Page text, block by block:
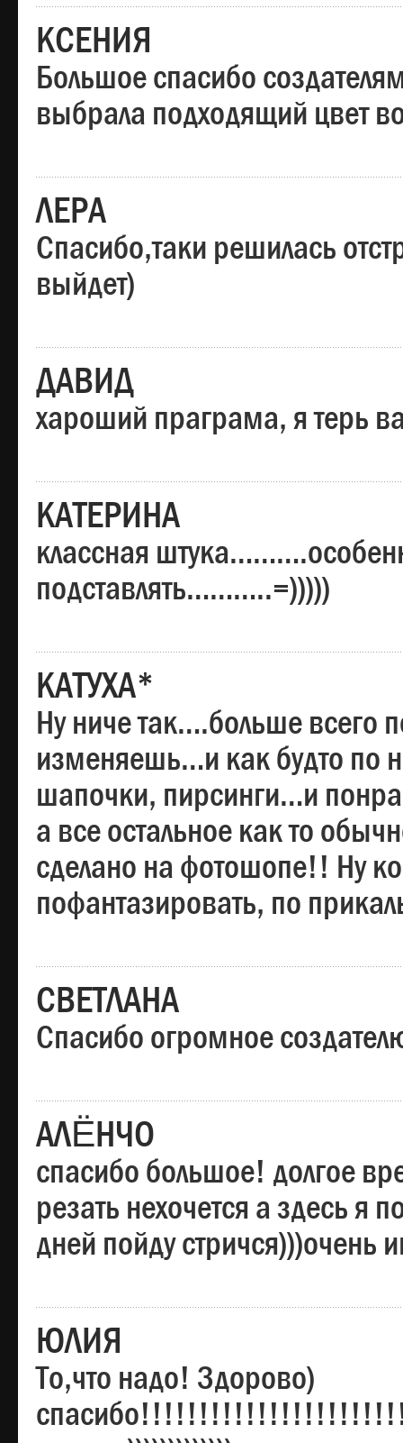
КСЕНИЯ
Большое спасибо
выбрала подходящий цвет
ЛЕРА
Спасибо,таки решилась
выйдет)
ДАВИД
хароший праграма, я терь
КАТЕРИНА
классная
подставлять………..=)))))
КАТУХА*
Ну ниче так….больше всего
изменяешь…и как будто по
шапочки, пирсинги…и
а все остальное как то
сделано на фотошопе!! Ну
пофантазировать, по
СВЕТЛАНА
Спасибо огромное
АЛЁНЧО
спасибо большое! долгое
резать нехочется а здесь я
дней пойду стричся)))очень
ЮЛИЯ
То,что надо! Здорово)